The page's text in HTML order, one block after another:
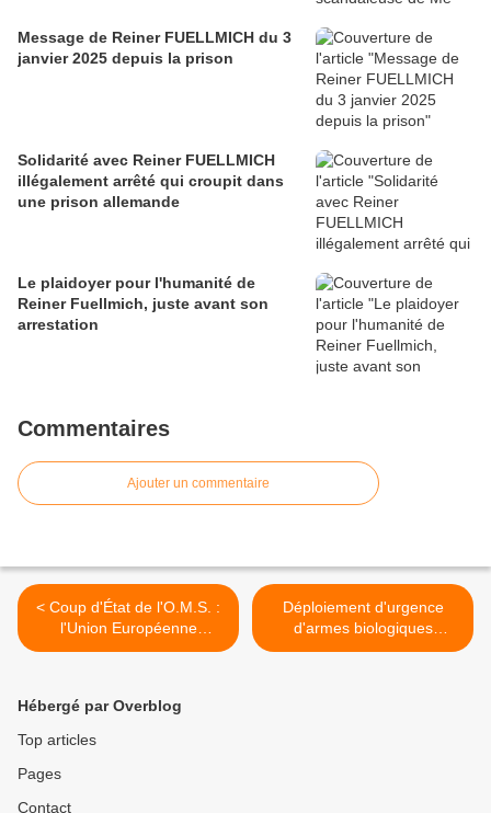
Message de Reiner FUELLMICH du 3
janvier 2025 depuis la prison
Solidarité avec Reiner FUELLMICH
illégalement arrêté qui croupit dans
une prison allemande
Le plaidoyer pour l'humanité de
Reiner Fuellmich, juste avant son
arrestation
Commentaires
Ajouter un commentaire
< Coup d'État de l'O.M.S. :
l'Union Européenne
commence à se réveiller. Il
Déploiement d'urgence
d'armes biologiques
commercialisées en tant
Hébergé par Overblog
Top articles
Pages
Contact